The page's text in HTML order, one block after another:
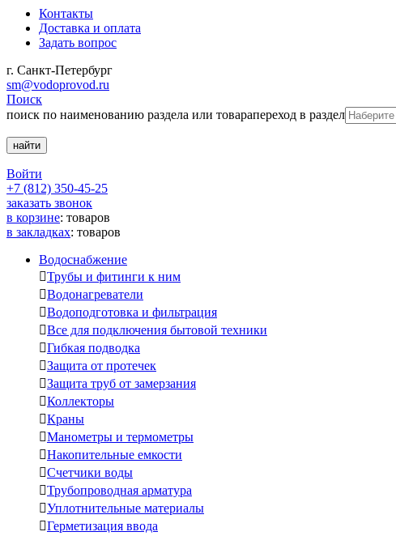
Контакты
Доставка и оплата
Задать вопрос
г. Санкт-Петербург
sm@vodoprovod.ru
Поиск
поиск по наименованию раздела или товарапереход в раздел
Войти
+7 (812) 350-45-25
заказать звонок
в корзине: товаров
в закладках: товаров
Водоснабжение
Трубы и фитинги к ним
Водонагреватели
Водоподготовка и фильтрация
Все для подключения бытовой техники
Гибкая подводка
Защита от протечек
Защита труб от замерзания
Коллекторы
Краны
Манометры и термометры
Накопительные емкости
Счетчики воды
Трубопроводная арматура
Уплотнительные материалы
Герметизация ввода